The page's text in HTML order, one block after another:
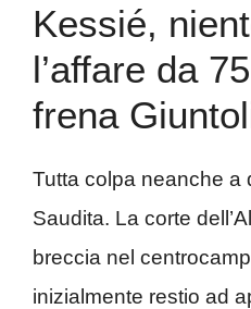
Kessié,
l’affare da
frena
Tutta colpa neanche a
Saudita. La corte
breccia nel
inizialmente restio ad